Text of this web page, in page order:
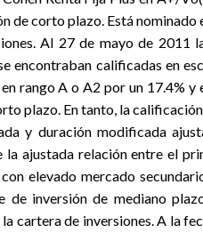
de corto plazo. Está
Al 27 de mayo de 2011
encontraban calificadas en
rango A o A2 por un 17.4%
plazo. En tanto, la
y duración modificada
la ajustada relación entre el
elevado mercado
de inversión de mediano
cartera de inversiones. A la